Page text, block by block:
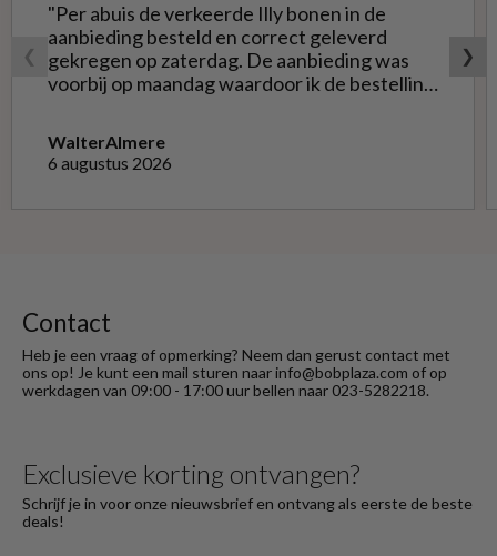
❮
"Per abuis de verkeerde Illy bonen in de
aanbieding besteld en correct geleverd
gekregen op zaterdag. De aanbieding was
voorbij op maandag waardoor ik de bestelling
worden voor de goede; dat kon misschien in
Haarlem bij de winkel. Op meerdere mails
WalterAlmere
6 augustus 2026
❯
Contact
Heb je een vraag of opmerking? Neem dan gerust contact met
ons op! Je kunt een mail sturen naar info@bobplaza.com of op
werkdagen van 09:00 - 17:00 uur bellen naar 023-5282218.
Exclusieve korting ontvangen?
Schrijf je in voor onze nieuwsbrief en ontvang als eerste de beste
deals!